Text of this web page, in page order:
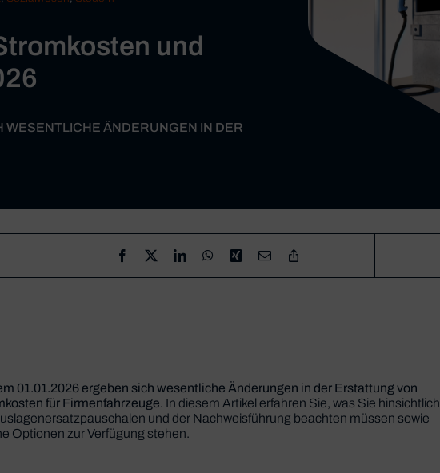
und
WESENTLICHE ÄNDERUNGEN IN DER
01.01.2026 ergeben sich wesentliche Änderungen in der Erstattung von
für Firmenfahrzeuge. In diesem Artikel erfahren Sie, was Sie hinsichtlich
und der Nachweisführung beachten müssen sowie
Optionen zur Verfügung stehen.